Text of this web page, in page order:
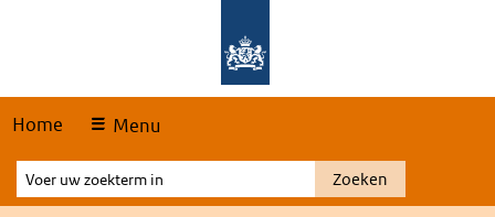
Home Menu
Voer
uw
Zoeken